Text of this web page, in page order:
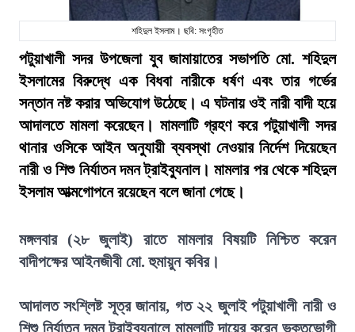
শহিদুল ইসলাম। ছবি: সংগৃহীত
পটুয়াখালী সদর উপজেলা যুব জামায়াতের সভাপতি মো. শহিদুল
ইসলামের বিরুদ্ধে এক বিধবা নারীকে ধর্ষণ এবং তার গর্ভের
সন্তান নষ্ট করার অভিযোগ উঠেছে। এ ঘটনায় ওই নারী বাদী হয়ে
আদালতে মামলা করেছেন। মামলাটি গ্রহণ করে পটুয়াখালী সদর
থানার ওসিকে আইন অনুযায়ী ব্যবস্থা নেওয়ার নির্দেশ দিয়েছেন
নারী ও শিশু নির্যাতন দমন ট্রাইব্যুনাল। মামলার পর থেকে শহিদুল
ইসলাম আত্মগোপনে রয়েছেন বলে জানা গেছে।
মঙ্গলবার (২৮ জুলাই) রাতে মামলার বিষয়টি নিশ্চিত করেন
বাদীপক্ষের আইনজীবী মো. হুমায়ুন কবির।
আদালত সংশ্লিষ্ট সূত্র জানায়, গত ২২ জুলাই পটুয়াখালী নারী ও
শিশু নির্যাতন দমন ট্রাইব্যুনালে মামলাটি দায়ের করেন ভুক্তভোগী